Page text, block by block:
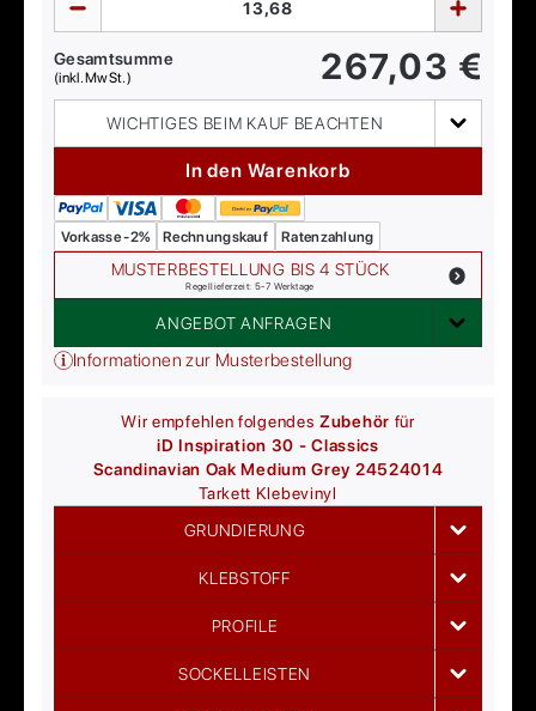
Gesamtsumme
(inkl. MwSt.) 267,03 €
WICHTIGES BEIM KAUF BEACHTEN
In den Warenkorb
Vorkasse -2% Rechnungskauf Ratenzahlung
MUSTERBESTELLUNG BIS 4 STÜCK
Regellieferzeit: 5-7 Werktage
ANGEBOT ANFRAGEN
Informationen zur Musterbestellung
Wir empfehlen folgendesZubehör für
iD Inspiration 30 - Classics
Scandinavian Oak Medium Grey 24524014
Tarkett Klebevinyl
GRUNDIERUNG
KLEBSTOFF
PROFILE
SOCKELLEISTEN